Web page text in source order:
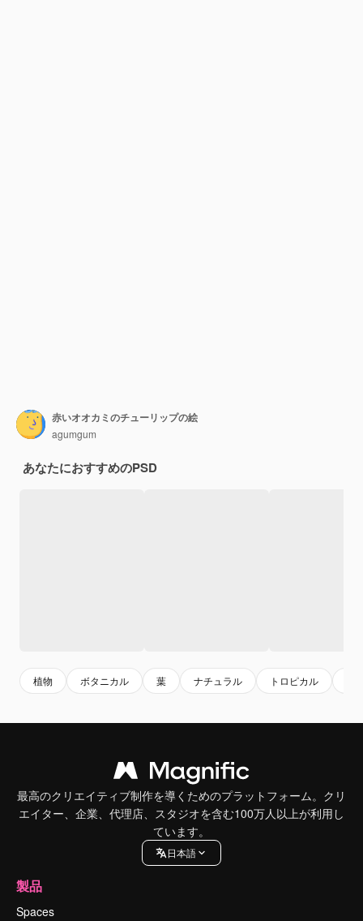
赤いオオカミのチューリップの絵
agumgum
あなたにおすすめのPSD
植物 ボタニカル 葉 ナチュラル トロピカル
最高のクリエイティブ制作を導くためのプラットフォーム。クリ
エイター、企業、代理店、スタジオを含む100万人以上が利用し
ています。
日本語
製品
Spaces